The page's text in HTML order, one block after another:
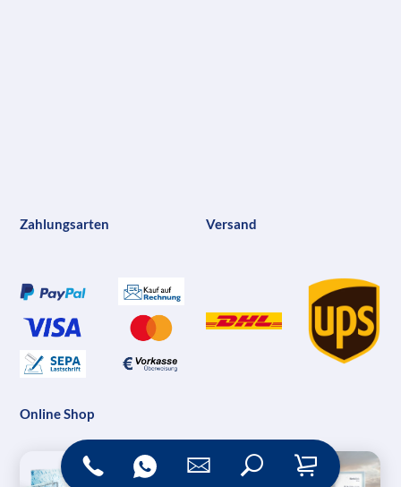
Zahlungsarten Versand
Online Shop